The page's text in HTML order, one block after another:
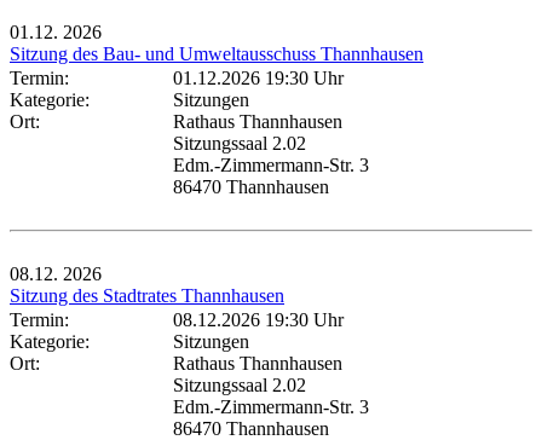
01.12. 2026
Sitzung des Bau- und Umweltausschuss Thannhausen
Termin:
01.12.2026 19:30 Uhr
Kategorie:
Sitzungen
Ort:
Rathaus Thannhausen
Sitzungssaal 2.02
Edm.-Zimmermann-Str. 3
86470 Thannhausen
08.12. 2026
Sitzung des Stadtrates Thannhausen
Termin:
08.12.2026 19:30 Uhr
Kategorie:
Sitzungen
Ort:
Rathaus Thannhausen
Sitzungssaal 2.02
Edm.-Zimmermann-Str. 3
86470 Thannhausen